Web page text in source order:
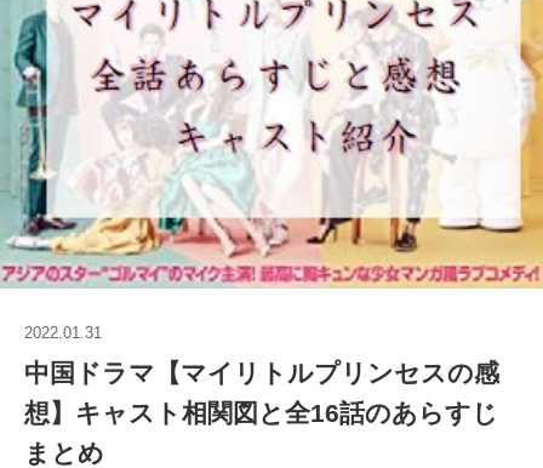
2022.01.31
中国ドラマ【マイリトルプリンセスの感
想】キャスト相関図と全16話のあらすじ
まとめ